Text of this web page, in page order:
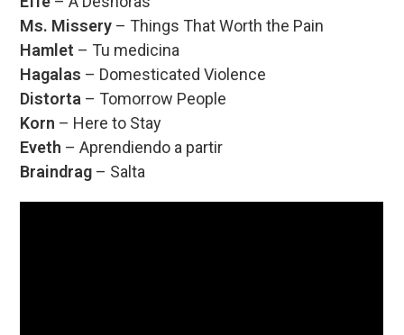
Ms. Missery – Things That Worth the Pain
Hamlet – Tu medicina
Hagalas – Domesticated Violence
Distorta – Tomorrow People
Korn – Here to Stay
Eveth – Aprendiendo a partir
Braindrag – Salta